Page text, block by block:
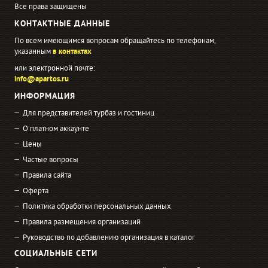
Все права защищены
КОНТАКТНЫЕ ДАННЫЕ
По всем имеющимся вопросам обращайтесь по телефонам,
указаннымв контактах
или электронной почте:
info@apartos.ru
ИНФОРМАЦИЯ
Для представителей турбаз и гостиниц
О платном аккаунте
Цены
Частые вопросы
Правила сайта
Оферта
Политика обработки персональных данных
Правила размещения организаций
Руководство по добавлению организация в каталог
СОЦИАЛЬНЫЕ СЕТИ